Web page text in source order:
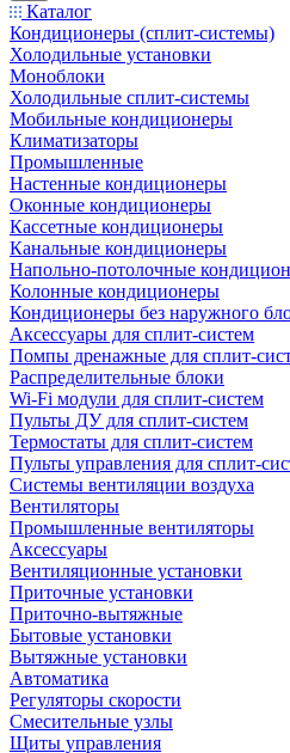
Каталог
Кондиционеры (сплит-системы)
Холодильные установки
Моноблоки
Холодильные сплит-системы
Мобильные кондиционеры
Климатизаторы
Промышленные
Настенные кондиционеры
Оконные кондиционеры
Кассетные кондиционеры
Канальные кондиционеры
Напольно-потолочные
Колонные кондиционеры
Кондиционеры без наружного
Аксессуары для сплит-систем
Помпы дренажные для сплит-
Распределительные блоки
Wi-Fi модули для сплит-систем
Пульты ДУ для сплит-систем
Термостаты для сплит-систем
Пульты управления для сплит-
Системы вентиляции воздуха
Вентиляторы
Промышленные вентиляторы
Аксессуары
Вентиляционные установки
Приточные установки
Приточно-вытяжные
Бытовые установки
Вытяжные установки
Автоматика
Регуляторы скорости
Смесительные узлы
Щиты управления